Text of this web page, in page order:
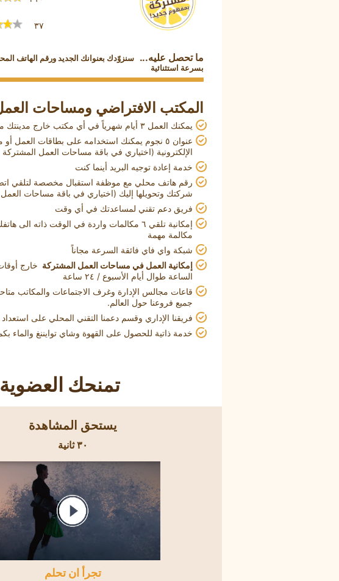
٣٧
ما تحصل عليه...
سنزوّدك بعنوانك الجديد ورقم الهاتف
بسرعة استثنائية
المكتب الافتراضي ومساحات
يمكنك العمل ٣ أيام شهرياً في أي مكتب خارج مدينتك مجاناً
عنوان ٥ نجوم يمكنك استخدامه على بطاقات العمل أو
الإلكترونية (اختياري في باقة مساحات العمل المشتركة
خدمة إعادة توجيه البريد أينما كنت
رقم هاتف محلي مع موظفة استقبال مخصصة لتلقي
شركتك وتحويلها إليك (اختياري في باقة مساحات
فريق دعم تقني لمساعدتك في أي وقت
إمكانية تلقي ٦ مكالمات واردة في الوقت ذاته الى
مكالمة مهمة
شبكة واي فاي فائقة السرعة مجاناً
إمكانية العمل في مساحات العمل المشتركة خارج
الساعة طوال أيام الأسبوع / ٢٤ ساعة
قاعات مجالس الإدارة وغرف الاجتماعات والمكاتب
جميع فروعنا حول العالم.
فريقنا الإداري وقسم دعمنا التقني المحلي على
خدمة ذاتية للحصول على القهوة وشاي توايننغ والماء
تمنحك
يستحق المشاهدة
٣٠ ثانية
تجرأ ان تحلم